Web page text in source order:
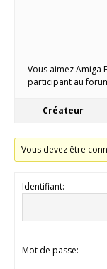
Vous aimez Amiga
participant au
Créateur
Vous devez être
Identifiant:
Mot de passe: